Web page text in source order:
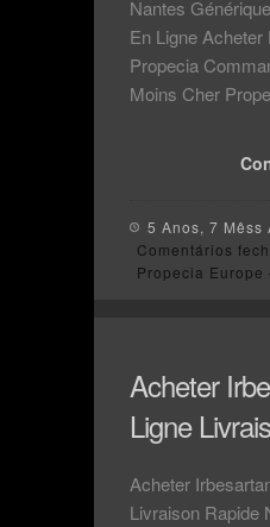
Nantes
En Ligne Acheter
Propecia
Moins Cher
5 Anos, 7 Mêss
Comentários
Propecia Europe
Acheter
Ligne
Acheter
Livraison Rapide